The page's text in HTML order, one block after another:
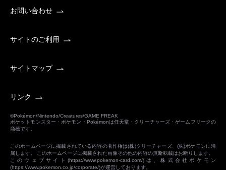
お問い合わせ
サイトのご利用
サイトマップ
リンク
©Pokémon/Nintendo/Creatures/GAME FREAK
ポケットモンスター・ポケモン・Pokémonは任天堂・クリーチャーズ・ゲームフリークの
商標です。
このホームページに掲載されている内容の著作権は(株)クリーチャーズ、(株)ポケモンに帰
属します。 このホームページに掲載された画像その他の内容の無断転載はお断りします。
このウェブサイト(https://www.pokemon-card.com/)は、株式会社ポケモン
(https://www.pokemon.co.jp/corporate/)が運営しております。